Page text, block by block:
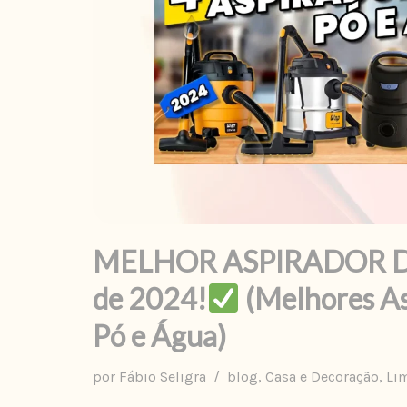
MELHOR ASPIRADOR
de 2024!
(Melhores
Pó e Água)
por Fábio Seligra blog, Casa e Decoração,